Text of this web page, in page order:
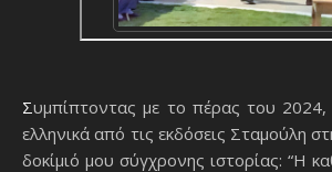
Συμπίπτοντας με το πέρας του 2024, δημοσιεύτηκε στα
ελληνικά από τις εκδόσεις Σταμούλη
δοκίμιό μου σύγχρονης ιστορίας: “Η